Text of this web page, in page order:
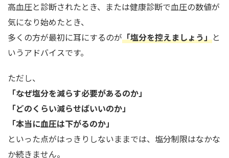
高血圧と診断されたとき、または健康診断で血圧の数値が
気になり始めたとき、
多くの方が最初に耳にするのが「塩分を控えましょう」と
いうアドバイスです。
ただし、
「なぜ塩分を減らす必要があるのか」
「どのくらい減らせばいいのか」
「本当に血圧は下がるのか」
といった点がはっきりしないままでは、塩分制限はなかな
か続きません。